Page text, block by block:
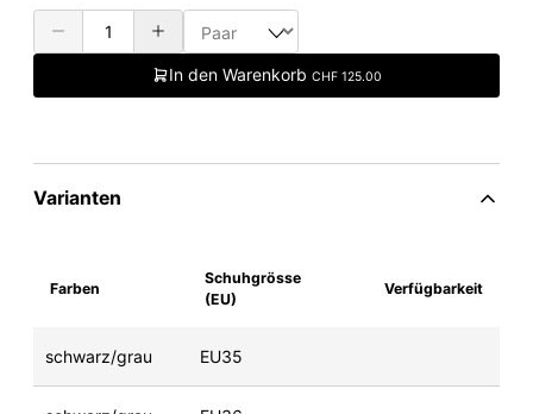
In den Warenkorb CHF 125.00
Varianten
Farben
Schuhgrösse
(EU)
Verfügbarkeit
schwarz/grau EU35